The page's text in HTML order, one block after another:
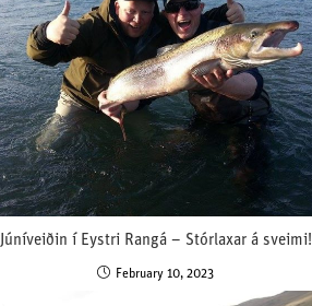
Júníveiðin í Eystri Rangá – Stórlaxar á sveimi!
February 10, 2023